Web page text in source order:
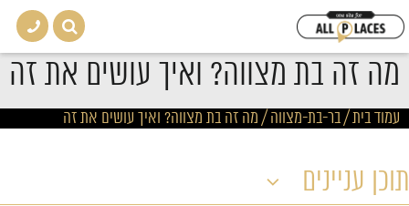
מה זה בת מצווה? ואיך עושים את זה
עמוד בית/בר-בת-מצווה/מה זה בת מצווה? ואיך עושים את זה
תוכן עניינים